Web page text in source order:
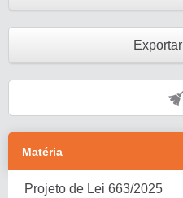
Exportar
Matéria
Projeto de Lei 663/2025